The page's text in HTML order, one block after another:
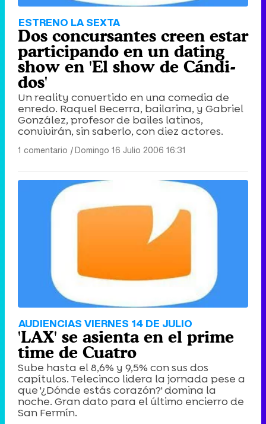
ESTRENO LA SEXTA
Dos concursantes creen estar
participando en un dating
show en 'El show de Cándi-
dos'
Un reality convertido en una comedia de
enredo. Raquel Becerra, bailarina, y Gabriel
González, profesor de bailes latinos,
convivirán, sin saberlo, con diez actores.
1 comentario |Domingo 16 Julio 2006 16:31
AUDIENCIAS VIERNES 14 DE JULIO
'LAX' se asienta en el prime
time de Cuatro
Sube hasta el 8,6% y 9,5% con sus dos
capítulos. Telecinco lidera la jornada pese a
que '¿Dónde estás corazón?' domina la
noche. Gran dato para el último encierro de
San Fermín.